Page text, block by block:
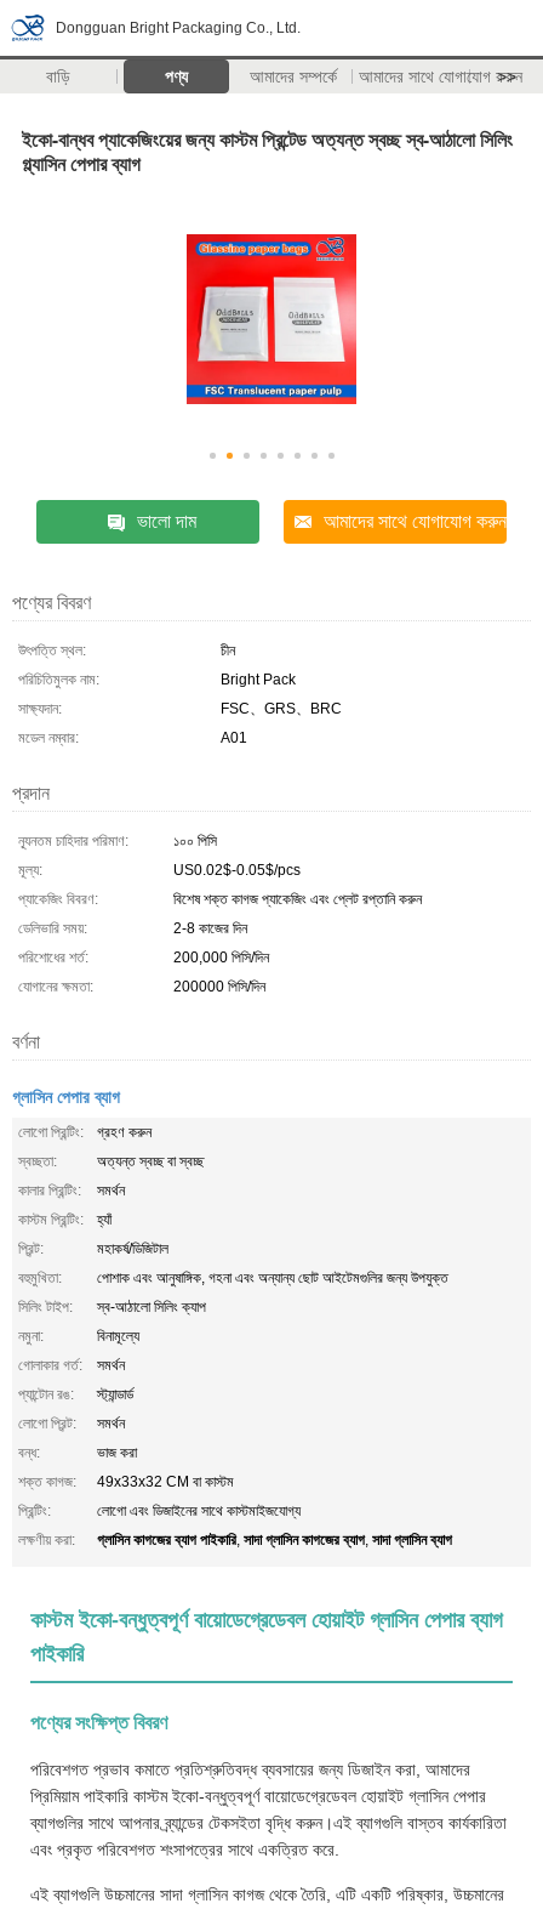
Dongguan Bright Packaging Co., Ltd.
বাড়ি পণ্য আমাদের সম্পর্কে আমাদের সাথে যোগাযোগ করুন
>>
ইকো-বান্ধব প্যাকেজিংয়ের জন্য কাস্টম প্রিন্টেড অত্যন্ত স্বচ্ছ স্ব-আঠালো সিলিং
গ্ল্যাসিন পেপার ব্যাগ
ভালো দাম আমাদের সাথে যোগাযোগ করুন
পণ্যের বিবরণ
উৎপত্তি স্থল:
চীন
পরিচিতিমুলক নাম:
Bright Pack
সাক্ষ্যদান:
FSC、GRS、BRC
মডেল নম্বার:
A01
প্রদান
ন্যূনতম চাহিদার পরিমাণ:
১০০ পিসি
মূল্য:
US0.02$-0.05$/pcs
প্যাকেজিং বিবরণ:
বিশেষ শক্ত কাগজ প্যাকেজিং এবং প্লেট রপ্তানি করুন
ডেলিভারি সময়:
2-8 কাজের দিন
পরিশোধের শর্ত:
200,000 পিসি/দিন
যোগানের ক্ষমতা:
200000 পিসি/দিন
বর্ণনা
গ্লাসিন পেপার ব্যাগ
লোগো প্রিন্টিং:
গ্রহণ করুন
স্বচ্ছতা:
অত্যন্ত স্বচ্ছ বা স্বচ্ছ
কালার প্রিন্টিং:
সমর্থন
কাস্টম প্রিন্টিং:
হ্যাঁ
প্রিন্ট:
মহাকর্ষ/ডিজিটাল
বহুমুখিতা:
পোশাক এবং আনুষাঙ্গিক, গহনা এবং অন্যান্য ছোট আইটেমগুলির জন্য উপযুক্ত
সিলিং টাইপ:
স্ব-আঠালো সিলিং ক্যাপ
নমুনা:
বিনামূল্যে
গোলাকার গর্ত:
সমর্থন
প্যান্টোন রঙ:
স্ট্যান্ডার্ড
লোগো প্রিন্ট:
সমর্থন
বন্ধ:
ভাজ করা
শক্ত কাগজ:
49x33x32 CM বা কাস্টম
প্রিন্টিং:
লোগো এবং ডিজাইনের সাথে কাস্টমাইজযোগ্য
লক্ষণীয় করা:
গ্লাসিন কাগজের ব্যাগ পাইকারি, সাদা গ্লাসিন কাগজের ব্যাগ, সাদা গ্লাসিন ব্যাগ
কাস্টম ইকো-বন্ধুত্বপূর্ণ বায়োডেগ্রেডেবল হোয়াইট গ্লাসিন পেপার ব্যাগ
পাইকারি
পণ্যের সংক্ষিপ্ত বিবরণ
পরিবেশগত প্রভাব কমাতে প্রতিশ্রুতিবদ্ধ ব্যবসায়ের জন্য ডিজাইন করা, আমাদের
প্রিমিয়াম পাইকারি কাস্টম ইকো-বন্ধুত্বপূর্ণ বায়োডেগ্রেডেবল হোয়াইট গ্লাসিন পেপার
ব্যাগগুলির সাথে আপনার ব্র্যান্ডের টেকসইতা বৃদ্ধি করুন।এই ব্যাগগুলি বাস্তব কার্যকারিতা
এবং প্রকৃত পরিবেশগত শংসাপত্রের সাথে একত্রিত করে.
এই ব্যাগগুলি উচ্চমানের সাদা গ্লাসিন কাগজ থেকে তৈরি, এটি একটি পরিষ্কার, উচ্চমানের